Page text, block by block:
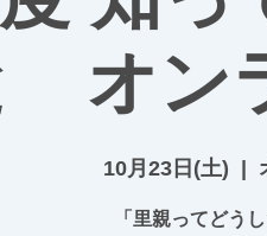
オン
10月23日(土)
「里親ってどう